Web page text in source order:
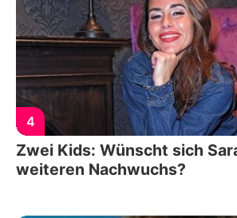
4
Zwei Kids: Wünscht sich
weiteren Nachwuchs?